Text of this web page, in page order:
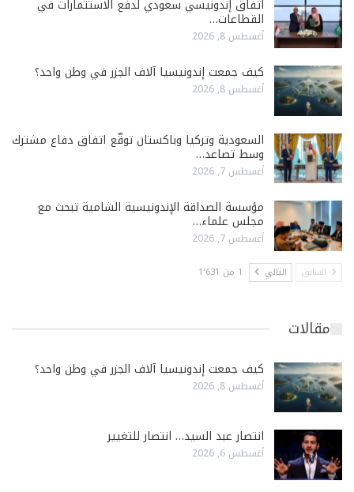
اتفاق إندونيسي سعودي لدفع الاستثمارات في
القطاعات…
أغسطس 8, 2026
كيف جمعت إندونيسيا آلاف الجزر في وطن واحد؟
أغسطس 8, 2026
السعودية وتركيا وباكستان توقّع اتفاق دفاع مشترك
وسط تصاعد…
أغسطس 7, 2026
مؤسسة الصداقة الإندونيسية الشامية تبحث مع
مجلس علماء…
أغسطس 7, 2026
السابق التالي 1 من 1٬631
مقالات
كيف جمعت إندونيسيا آلاف الجزر في وطن واحد؟
أغسطس 8, 2026
انتصار عبد السيد… انتصار للتغيير
أغسطس 6, 2026